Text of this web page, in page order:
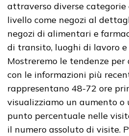
attraverso diverse
livello come negozi al
negozi di alimentari e
di transito, luoghi di lavoro e
Mostreremo le tendenze per
con le informazioni più
rappresentano 48-72 ore
visualizziamo un aumento o
punto percentuale nelle
il numero assoluto di visite.